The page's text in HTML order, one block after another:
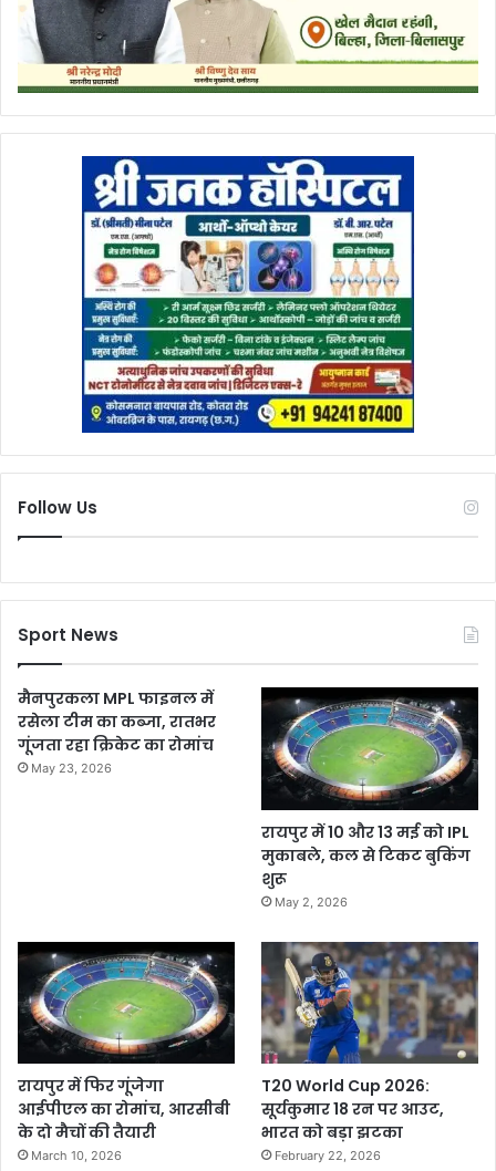
Follow Us
Sport News
मैनपुरकला MPL फाइनल में
रसेला टीम का कब्जा, रातभर
गूंजता रहा क्रिकेट का रोमांच
May 23, 2026
रायपुर में 10 और 13 मई को IPL
मुकाबले, कल से टिकट बुकिंग
शुरू
May 2, 2026
रायपुर में फिर गूंजेगा
आईपीएल का रोमांच, आरसीबी
के दो मैचों की तैयारी
March 10, 2026
T20 World Cup 2026:
सूर्यकुमार 18 रन पर आउट,
भारत को बड़ा झटका
February 22, 2026